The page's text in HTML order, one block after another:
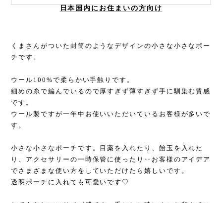
日本国内にお住まいの方向け
くまさんがついた封筒のようなデザインの小さな小さなポー
チです。
ウール100%で柔らかい手触りです。
細めの糸で編んでいるので厚すぎず薄すぎず手に馴染む質感
です。
ウール製ですが一年中お使いいただいているお客様が多いで
す。
小さな小さなポーチです。目薬を入れたり、飴玉を入れた
り、アクセサリーの一時保管に使ったり‥お客様のアイデア
でさまざまな使い方をしていただけたら嬉しいです。
透明ポーチに入れても可愛いです♡